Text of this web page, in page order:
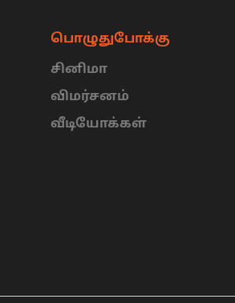
பொழுதுபோக்கு
சினிமா
விமர்சனம்
வீடியோக்கள்